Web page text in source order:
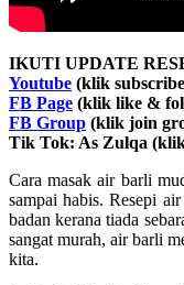
IKUTI UPDATE
Youtube (klik
FB Page (klik like &
FB Group (klik join
Tik Tok: As Zulqa
Cara masak air barli
sampai habis. Resepi
badan kerana tiada
sangat murah, air barli
kita.